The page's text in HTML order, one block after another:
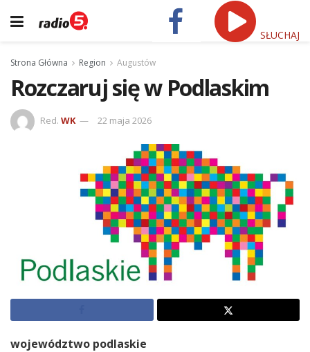
SŁUCHAJ
Strona Główna Region Augustów
Rozczaruj się w Podlaskim
Red. WK 22 maja 2026
województwo podlaskie